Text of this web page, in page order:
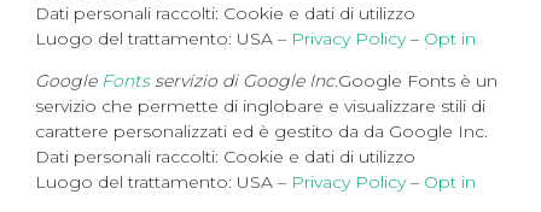
Dati personali raccolti: Cookie e dati di utilizzo
Luogo del trattamento: USA – Privacy Policy– Opt in
Google Fontsservizio di Google Inc.Google Fonts è un
servizio che permette di inglobare e visualizzare stili di
carattere personalizzati ed è gestito da da Google Inc.
Dati personali raccolti: Cookie e dati di utilizzo
Luogo del trattamento: USA – Privacy Policy– Opt in